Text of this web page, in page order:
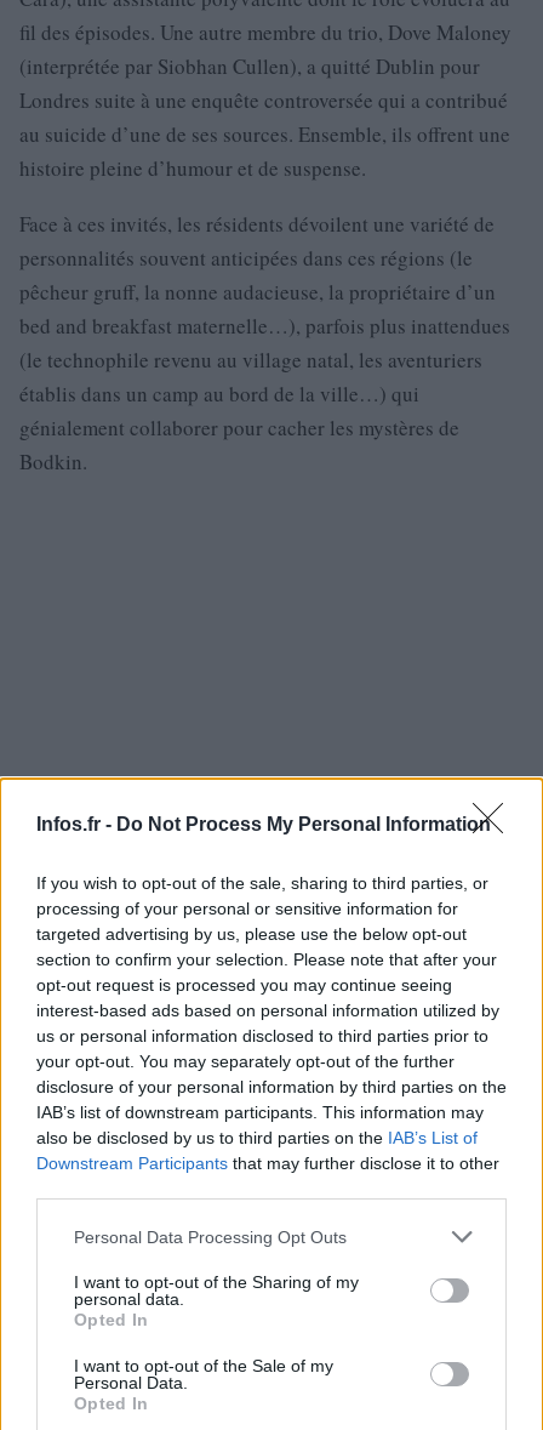
Infos.fr - Do Not Process My Personal Information
If you wish to opt-out of the sale, sharing to third parties, or
processing of your personal or sensitive information for
targeted advertising by us, please use the below opt-out
section to confirm your selection. Please note that after your
opt-out request is processed you may continue seeing
interest-based ads based on personal information utilized by
us or personal information disclosed to third parties prior to
your opt-out. You may separately opt-out of the further
disclosure of your personal information by third parties on the
IAB’s list of downstream participants. This information may
also be disclosed by us to third parties on the IAB’s List of
Downstream Participants that may further disclose it to other
Please note that this website/app uses one or more Google
not limited to your visit or usage behaviour. You may click to
grant or deny consent to Google and its third-party tags to
use your data for below specified purposes in below Google
consent section.
Personal Data Processing Opt Outs
I want to opt-out of the Sharing of my
personal data.
Opted In
I want to opt-out of the Sale of my
Personal Data.
Opted In
fil des épisodes. Une autre membre du trio, Dove Maloney
(interprétée par Siobhan Cullen), a quitté Dublin pour
Londres suite à une enquête controversée qui a contribué
au suicide d’une de ses sources. Ensemble, ils offrent une
histoire pleine d’humour et de suspense.
Face à ces invités, les résidents dévoilent une variété de
personnalités souvent anticipées dans ces régions (le
pêcheur gruff, la nonne audacieuse, la propriétaire d’un
bed and breakfast maternelle…), parfois plus inattendues
(le technophile revenu au village natal, les aventuriers
établis dans un camp au bord de la ville…) qui
génialement collaborer pour cacher les mystères de
Bodkin.
La révélation de ces secrets est l’occasion de faire un tour
humoristique dans la mythologie et l’imaginaire de
l’Irlande, passée et présente. Entre les vestiges de la
guerre en Irlande du Nord (on mentionne un vieux dépôt
d’explosifs Semtex) et la réalité du monde digital (l’édifice
le plus imposant du village est maintenant un centre de
données), entre mythologie celtique et doctrine catholique
– tout aussi solubles dans la Guinness et le whisky – la
série s’amuse tendrement avec les stéréotypes.
profondeur à des personnages qui étaient initialement des
caricatures. Notamment David Wilmot dans la peau de
Seamus Gallagher, le pêcheur, dont on apprend rapidement
qu’il n’a embrassé la profession de pêche que pour fuir ses